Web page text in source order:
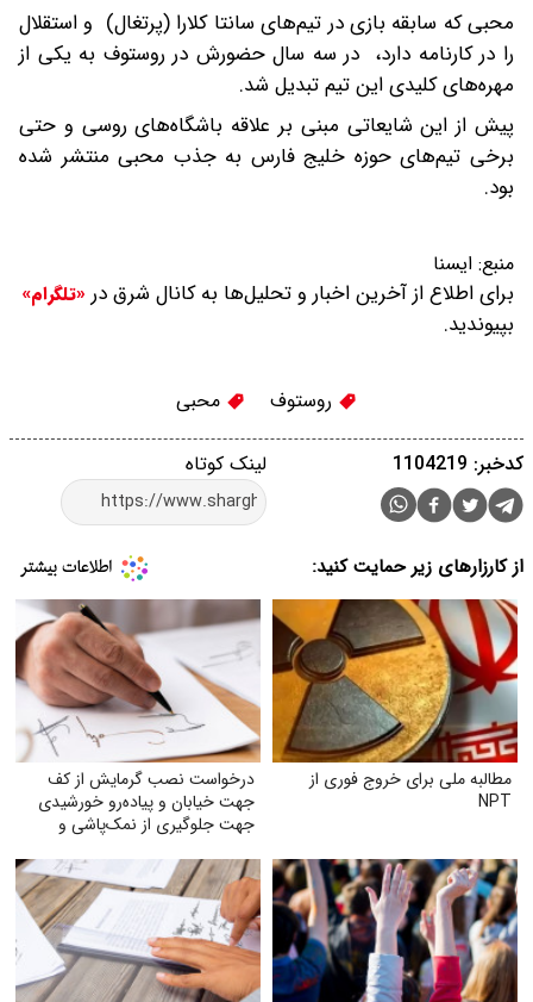
محبی که سابقه بازی در تیم‌های سانتا کلارا (پرتغال) و استقلال
را در کارنامه دارد، در سه سال حضورش در روستوف به یکی از
مهره‌های کلیدی این تیم تبدیل شد.
پیش از این شایعاتی مبنی بر علاقه باشگاه‌های روسی و حتی
برخی تیم‌های حوزه خلیج فارس به جذب محبی منتشر شده
بود.
منبع: ایسنا
برای اطلاع از آخرین اخبار و تحلیل‌ها به کانال شرق در «تلگرام»
بپیوندید.
روستوف محبی
لینک کوتاه کدخبر: 1104219
از کارزارهای زیر حمایت کنید:
مطالبه ملی برای خروج فوری از
NPT
درخواست نصب گرمایش از کف
جهت خیابان و پیاده‌رو خورشیدی
جهت جلوگیری از نمک‌پاشی و